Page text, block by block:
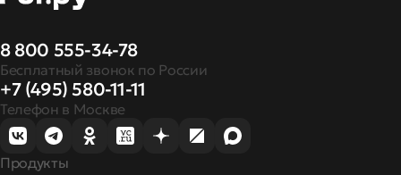
8 800 555-34-78
Бесплатный звонок по России
+7 (495) 580-11-11
Телефон в Москве
Продукты